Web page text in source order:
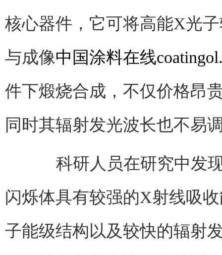
核心器件，它可将高能X光
与成像中国涂料在线
件下煅烧合成，不仅价格昂
同时其辐射发光波长也不易
科研人员在研究中发现
闪烁体具有较强的X射线吸
子能级结构以及较快的辐射